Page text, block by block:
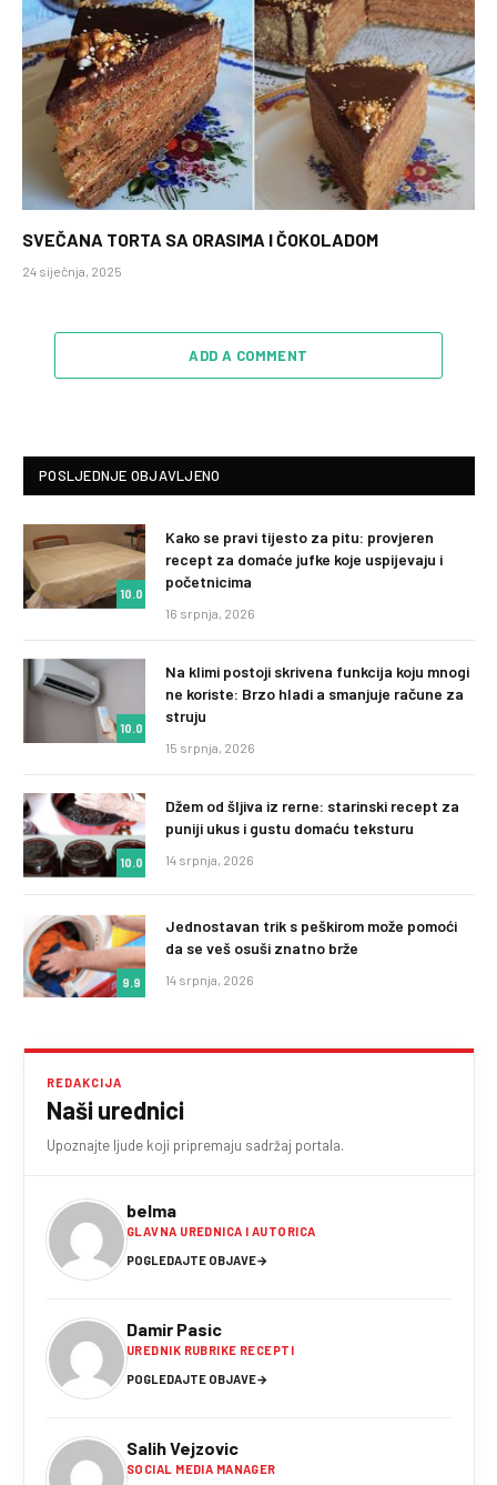
SVEČANA TORTA SA ORASIMA I ČOKOLADOM
24 siječnja, 2025
ADD A COMMENT
POSLJEDNJE OBJAVLJENO
10.0
Kako se pravi tijesto za pitu: provjeren
recept za domaće jufke koje uspijevaju i
početnicima
16 srpnja, 2026
10.0
Na klimi postoji skrivena funkcija koju mnogi
ne koriste: Brzo hladi a smanjuje račune za
struju
15 srpnja, 2026
10.0
Džem od šljiva iz rerne: starinski recept za
puniji ukus i gustu domaću teksturu
14 srpnja, 2026
9.9
Jednostavan trik s peškirom može pomoći
da se veš osuši znatno brže
14 srpnja, 2026
REDAKCIJA
Naši urednici
Upoznajte ljude koji pripremaju sadržaj portala.
belma
GLAVNA UREDNICA I AUTORICA
POGLEDAJTE OBJAVE→
Damir Pasic
UREDNIK RUBRIKE RECEPTI
POGLEDAJTE OBJAVE→
Salih Vejzovic
SOCIAL MEDIA MANAGER